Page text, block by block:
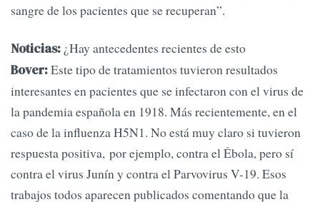
sangre de los pacientes que se recuperan”.
Noticias: ¿Hay antecedentes recientes de esto
Bover:Este tipo de tratamientos tuvieron resultados
interesantes en pacientes que se infectaron con el virus de
la pandemia española en 1918. Más recientemente, en el
caso de la influenza H5N1. No está muy claro si tuvieron
respuesta positiva, por ejemplo, contra el Ébola, pero sí
contra el virus Junín y contra el Parvovirus V-19. Esos
trabajos todos aparecen publicados comentando que la